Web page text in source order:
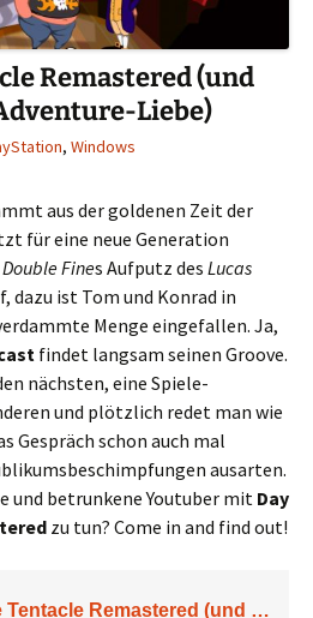
Remastered (und
Liebe)
, Windows
aus der goldenen Zeit der
für eine neue Generation
Double Fines Aufputz des Lucas
dazu ist Tom und Konrad in
Menge eingefallen. Ja,
findet langsam seinen Groove.
nächsten, eine Spiele-
und plötzlich redet man wie
Gespräch schon auch mal
ausarten.
und betrunkene Youtuber mit Day
zu tun? Come in and find out!